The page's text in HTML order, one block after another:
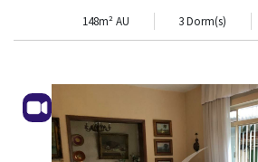
148m² AU 3 Dorm(s)